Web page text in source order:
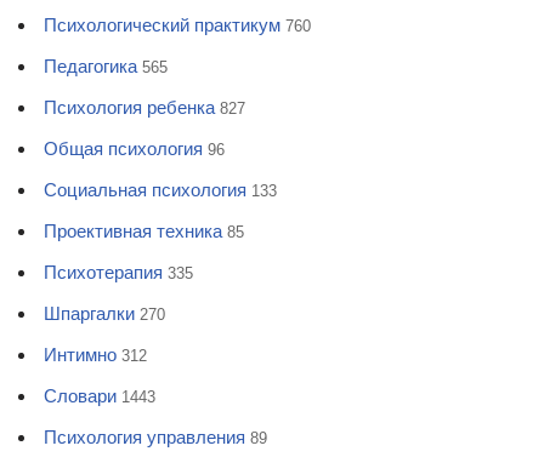
Психологический практикум 760
Педагогика 565
Психология ребенка 827
Общая психология 96
Социальная психология 133
Проективная техника 85
Психотерапия 335
Шпаргалки 270
Интимно 312
Словари 1443
Психология управления 89